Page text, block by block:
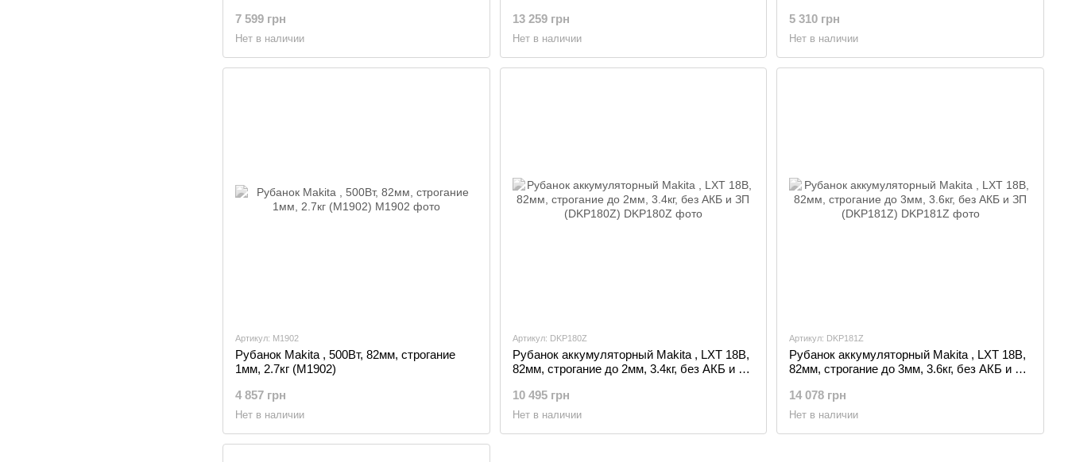
7 599 грн
Нет в наличии
13 259 грн
Нет в наличии
5 310 грн
Нет в наличии
Артикул: M1902
Рубанок Makita , 500Вт, 82мм, строгание
1мм, 2.7кг (M1902)
4 857 грн
Нет в наличии
Артикул: DKP180Z
Рубанок аккумуляторный Makita , LXT 18В,
82мм, строгание до 2мм, 3.4кг, без АКБ и ЗП
10 495 грн
Нет в наличии
Артикул: DKP181Z
Рубанок аккумуляторный Makita , LXT 18В,
82мм, строгание до 3мм, 3.6кг, без АКБ и ЗП
14 078 грн
Нет в наличии